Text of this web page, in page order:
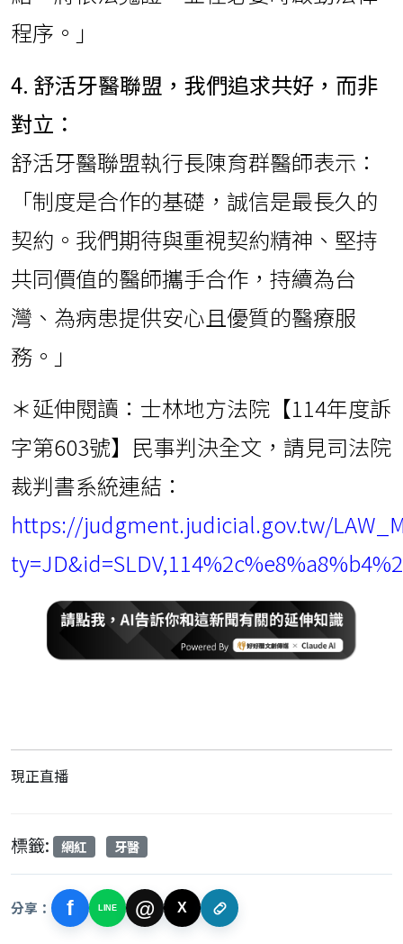
程序。」
4. 舒活牙醫聯盟，我們追求共好，而非
對立：
舒活牙醫聯盟執行長陳育群醫師表示：
「制度是合作的基礎，誠信是最長久的
契約。我們期待與重視契約精神、堅持
共同價值的醫師攜手合作，持續為台
灣、為病患提供安心且優質的醫療服
務。」
＊延伸閱讀：士林地方法院【114年度訴
字第603號】民事判決全文，請見司法院
裁判書系統連結：
https://judgment.judicial.gov.tw/
現正直播
標籤: 網紅 牙醫
分享： f LINE @ X